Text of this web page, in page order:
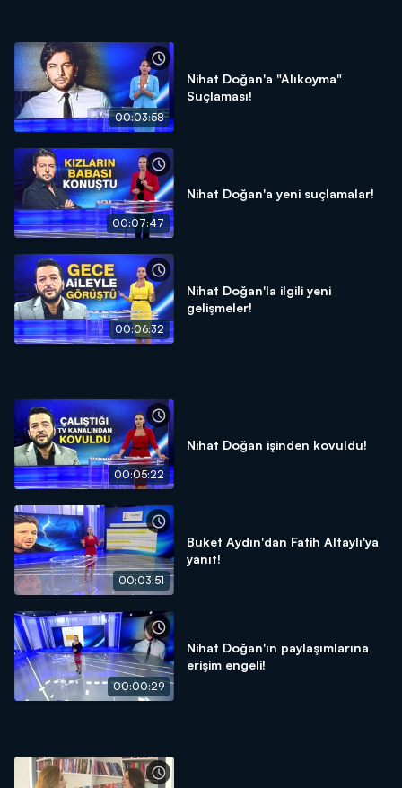
00:03:58
Nihat Doğan'a "Alıkoyma"
Suçlaması!
00:07:47
Nihat Doğan'a yeni suçlamalar!
00:06:32
Nihat Doğan'la ilgili yeni
gelişmeler!
00:05:22
Nihat Doğan işinden kovuldu!
00:03:51
Buket Aydın'dan Fatih Altaylı'ya
yanıt!
00:00:29
Nihat Doğan'ın paylaşımlarına
erişim engeli!